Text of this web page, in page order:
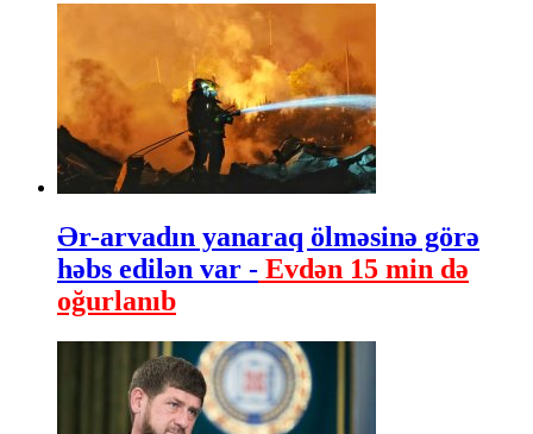
Ər-arvadın yanaraq ölməsinə görə
həbs edilən var - Evdən 15 min də
oğurlanıb